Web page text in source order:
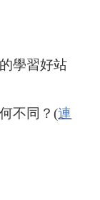
學習好站
不同？(連